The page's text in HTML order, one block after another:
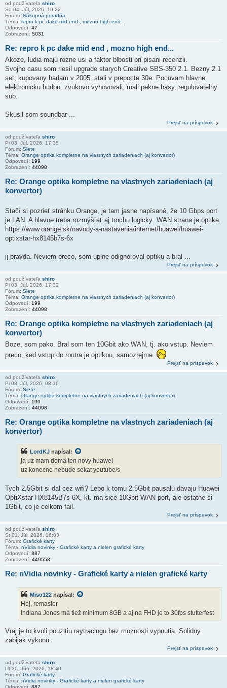
od používateľa shiro
So 04. Júl, 2026, 19:22
Fórum: Nákupná poradňa
Téma: repro k pc dake mid end , mozno high end...
Odpovedí: 47
Zobrazení: 5031
Re: repro k pc dake mid end , mozno high end...
Akoze, ludia maju rozne usi a faktor blbosti pri pisani recenzii.
Svojho casu som riesil upgrade starych Creative SBS-350 2.1. Bezny 2.1
set, kupovany hadam v 2005, stali v prepocte 30e. Pocuvam hlavne
elektronicku hudbu, zvukovo vyhovovali, mali pekne basy, regulovatelny
sub.
Skusil som soundbar ...
Prejsť na príspevok
od používateľa shiro
Pi 03. Júl, 2026, 17:35
Fórum: Siete
Téma: Orange optika kompletne na vlastnych zariadeniach (aj konvertor)
Odpovedí: 199
Zobrazení: 44098
Re: Orange optika kompletne na vlastnych zariadeniach (aj
konvertor)
Stačí si pozrieť stránku Orange, je tam jasne napísané, že 10 Gbps port
je LAN. A hlavne treba rozmýšľať aj trochu logicky: WAN strana je optika.
https://www.orange.sk/navody-a-nastavenia/internet/huawei/huawei-
optixstar-hx8145b7s-6x
jj pravda. Neviem preco, som uplne odignoroval optiku a bral ...
Prejsť na príspevok
od používateľa shiro
Pi 03. Júl, 2026, 17:32
Fórum: Siete
Téma: Orange optika kompletne na vlastnych zariadeniach (aj konvertor)
Odpovedí: 199
Zobrazení: 44098
Re: Orange optika kompletne na vlastnych zariadeniach (aj
konvertor)
Boze, som pako. Bral som ten 10Gbit ako WAN, tj. ako vstup. Neviem
preco, ked vstup do routra je optikou, samozrejme.
Prejsť na príspevok
od používateľa shiro
Pi 03. Júl, 2026, 08:16
Fórum: Siete
Téma: Orange optika kompletne na vlastnych zariadeniach (aj konvertor)
Odpovedí: 199
Zobrazení: 44098
Re: Orange optika kompletne na vlastnych zariadeniach (aj
konvertor)
LordKJ napísal:
ja uz mam doma ten novy huawei
uz konecne nebude sekat youtube/s
Tych 2.5Gbit si dal cez wifi? Lebo k tomu 2.5Gbit pausalu davaju Huawei
OptiXstar HX8145B7s-6X, kt. ma sice 10Gbit WAN port, ale ostatne si
1Gbit, co je celkom fail.
Prejsť na príspevok
od používateľa shiro
St 01. Júl, 2026, 16:03
Fórum: Grafické karty
Téma: nVidia novinky - Grafické karty a nielen grafické karty
Odpovedí: 887
Zobrazení: 449558
Re: nVidia novinky - Grafické karty a nielen grafické karty
Miso122 napísal:
Hej, remaster
Indiana Jones má tiež minimum 8GB a aj na FHD je to 30fps stutterfest
Vraj je to kvoli pouzitiu raytracingu bez moznosti vypnutia. Solidny
zabijak vykonu.
Prejsť na príspevok
od používateľa shiro
Ut 30. Jún, 2026, 18:40
Fórum: Grafické karty
Téma: nVidia novinky - Grafické karty a nielen grafické karty
Odpovedí: 887